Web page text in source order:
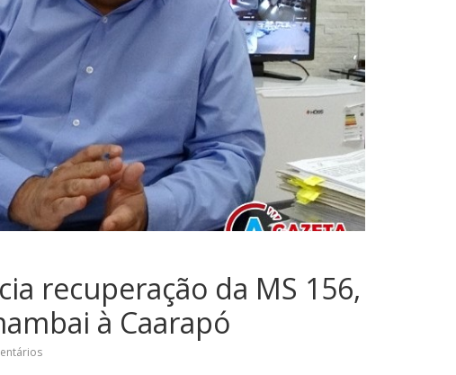
recuperação da MS 156,
à Caarapó